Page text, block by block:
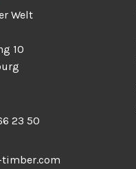
Welt
10
23 50